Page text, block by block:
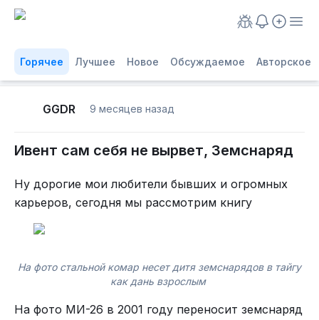
Горячее Лучшее Новое Обсуждаемое Авторское
GGDR 9 месяцев назад
Ивент сам себя не вырвет, Земснаряд
Ну дорогие мои любители бывших и огромных
карьеров, сегодня мы рассмотрим книгу
На фото стальной комар несет дитя земснарядов в тайгу
как дань взрослым
На фото МИ-26 в 2001 году переносит земснаряд